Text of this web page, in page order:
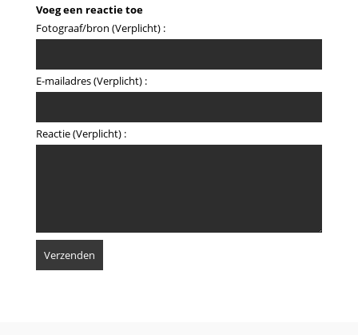
Voeg een reactie toe
Fotograaf/bron (Verplicht) :
E-mailadres (Verplicht) :
Reactie (Verplicht) :